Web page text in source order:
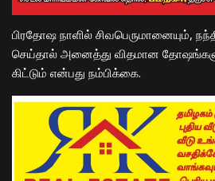
பிரதோஷ நாளில் சிவபெருமானையும்,
செய்தால் அனைத்து விதமான
கிட்டும் என்பது நம்பிக்கை.